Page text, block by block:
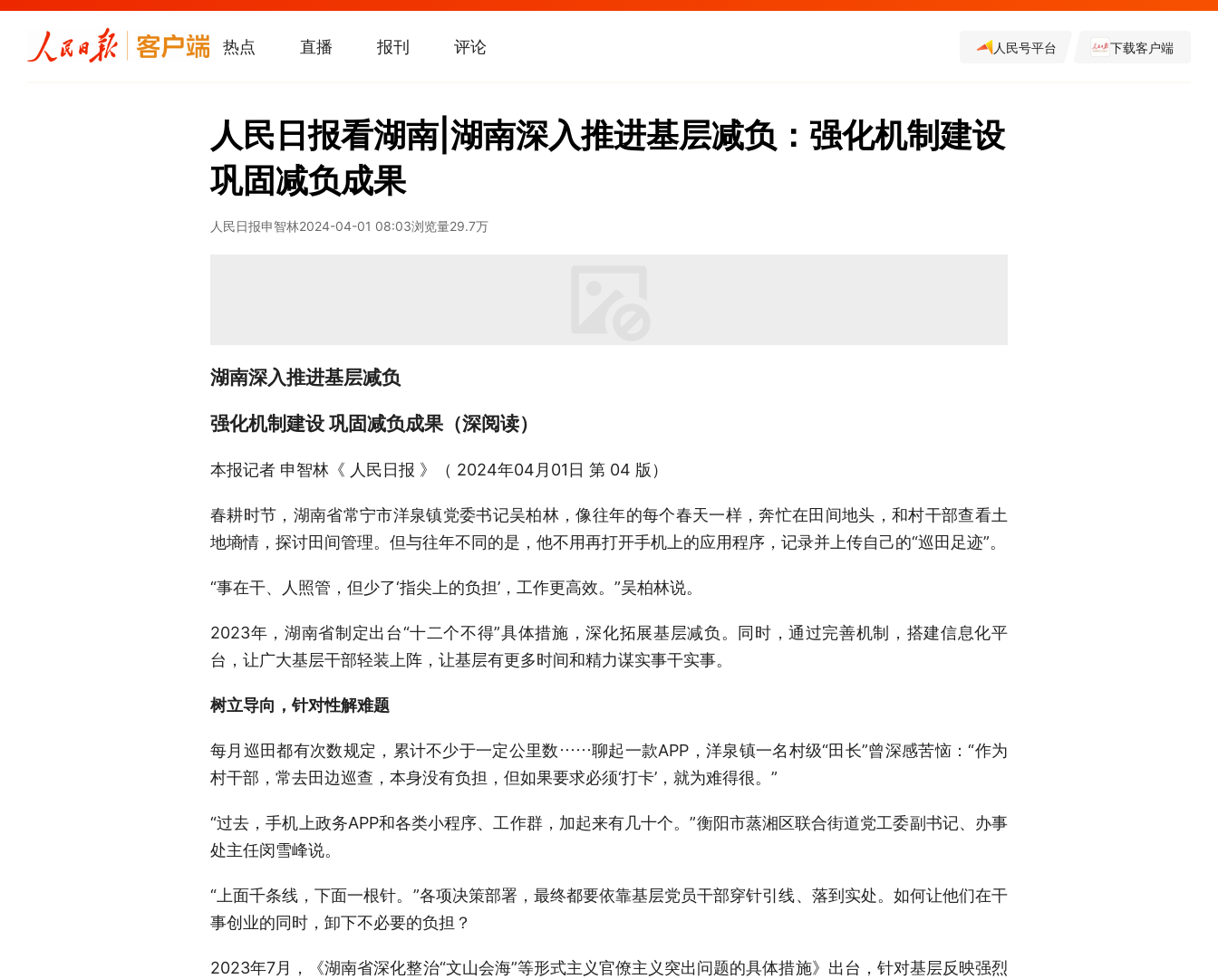
热点 直播 报刊 评论 人民号平台 下载客户端
人民日报看湖南|湖南深入推进基层减负：强化机制建设
巩固减负成果
人民日报申智林2024-04-01 08:03浏览量29.7万
湖南深入推进基层减负
强化机制建设 巩固减负成果（深阅读）
本报记者 申智林 《 人民日报 》（ 2024年04月01日 第 04 版）
春耕时节，湖南省常宁市洋泉镇党委书记吴柏林，像往年的每个春天一样，奔忙在田间地头，和村干部查看土
地墒情，探讨田间管理。但与往年不同的是，他不用再打开手机上的应用程序，记录并上传自己的“巡田足迹”。
“事在干、人照管，但少了‘指尖上的负担’，工作更高效。”吴柏林说。
2023年，湖南省制定出台“十二个不得”具体措施，深化拓展基层减负。同时，通过完善机制，搭建信息化平
台，让广大基层干部轻装上阵，让基层有更多时间和精力谋实事干实事。
树立导向，针对性解难题
每月巡田都有次数规定，累计不少于一定公里数……聊起一款APP，洋泉镇一名村级“田长”曾深感苦恼：“作为
村干部，常去田边巡查，本身没有负担，但如果要求必须‘打卡’，就为难得很。”
“过去，手机上政务APP和各类小程序、工作群，加起来有几十个。”衡阳市蒸湘区联合街道党工委副书记、办事
处主任闵雪峰说。
“上面千条线，下面一根针。”各项决策部署，最终都要依靠基层党员干部穿针引线、落到实处。如何让他们在干
事创业的同时，卸下不必要的负担？
2023年7月，《湖南省深化整治“文山会海”等形式主义官僚主义突出问题的具体措施》出台，针对基层反映强烈